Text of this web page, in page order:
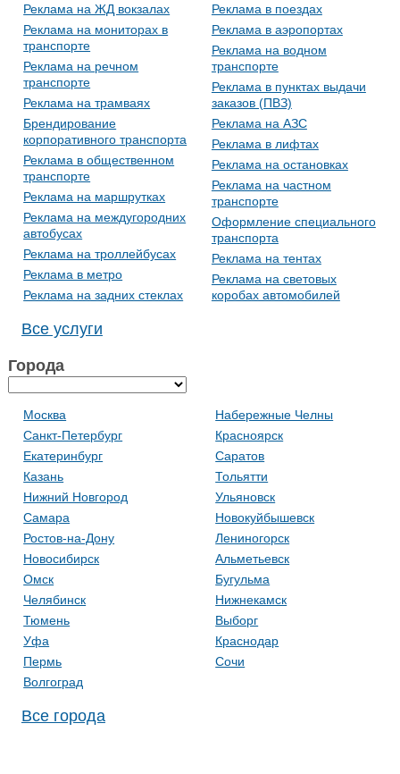
Реклама на ЖД вокзалах
Реклама на мониторах в
транспорте
Реклама на речном
транспорте
Реклама на трамваях
Брендирование
корпоративного транспорта
Реклама в общественном
транспорте
Реклама на маршрутках
Реклама на междугородних
автобусах
Реклама на троллейбусах
Реклама в метро
Реклама на задних стеклах
Реклама в поездах
Реклама в аэропортах
Реклама на водном
транспорте
Реклама в пунктах выдачи
заказов (ПВЗ)
Реклама на АЗС
Реклама в лифтах
Реклама на остановках
Реклама на частном
транспорте
Оформление специального
транспорта
Реклама на тентах
Реклама на световых
коробах автомобилей
Все услуги
Города
Москва
Санкт-Петербург
Екатеринбург
Казань
Нижний Новгород
Самара
Ростов-на-Дону
Новосибирск
Омск
Челябинск
Тюмень
Уфа
Пермь
Волгоград
Набережные Челны
Красноярск
Саратов
Тольятти
Ульяновск
Новокуйбышевск
Лениногорск
Альметьевск
Бугульма
Нижнекамск
Выборг
Краснодар
Сочи
Все города